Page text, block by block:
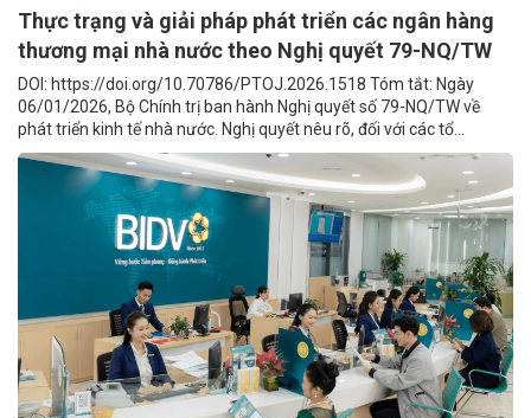
Thực trạng và giải pháp phát triển các ngân hàng
thương mại nhà nước theo Nghị quyết 79-NQ/TW
DOI: https://doi.org/10.70786/PTOJ.2026.1518 Tóm tắt: Ngày
06/01/2026, Bộ Chính trị ban hành Nghị quyết số 79-NQ/TW về
phát triển kinh tế nhà nước. Nghị quyết nêu rõ, đối với các tổ...